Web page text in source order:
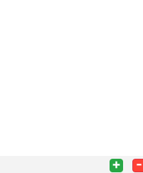
+ -